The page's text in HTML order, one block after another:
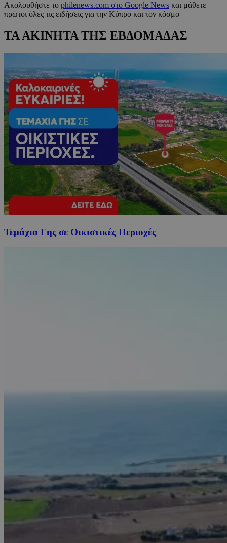
Ακολουθήστε το philenews.com στο Google News και μάθετε
πρώτοι όλες τις ειδήσεις για την Κύπρο και τον κόσμο
ΤΑ ΑΚΙΝΗΤΑ ΤΗΣ ΕΒΔΟΜΑΔΑΣ
Τεμάχια Γης σε Οικιστικές Περιοχές